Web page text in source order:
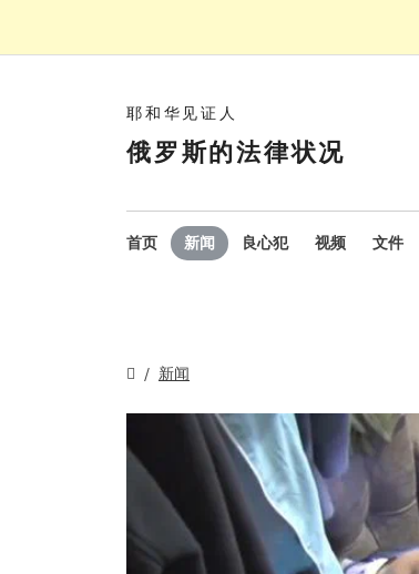
耶和华见证人
俄罗斯的法律状况
首页 新闻 良心犯 视频 文件
新闻